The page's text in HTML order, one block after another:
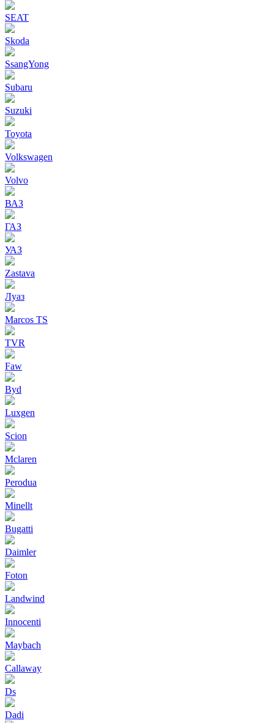
SEAT
Skoda
SsangYong
Subaru
Suzuki
Toyota
Volkswagen
Volvo
ВАЗ
ГАЗ
УАЗ
Zastava
Луаз
Marcos TS
TVR
Faw
Byd
Luxgen
Scion
Mclaren
Perodua
Minellt
Bugatti
Daimler
Foton
Landwind
Innocenti
Maybach
Callaway
Ds
Dadi